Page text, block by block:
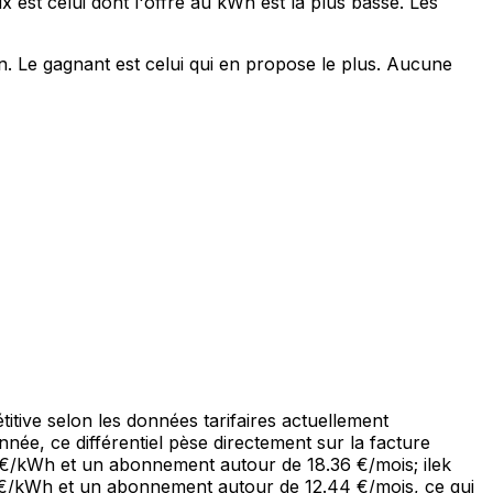
Le gagnant est celui qui en propose le plus. Aucune
selon les données tarifaires actuellement
ce différentiel pèse directement sur la facture
et un abonnement autour de 18.36 €/mois; ilek
kWh et un abonnement autour de 12.44 €/mois, ce qui